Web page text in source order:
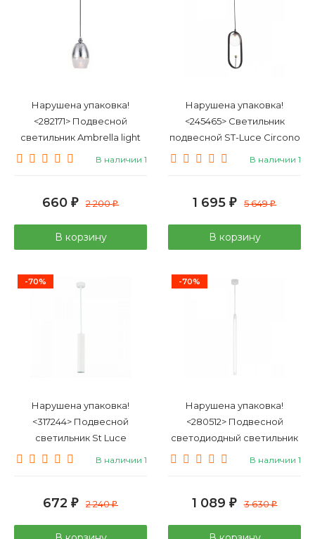
Нарушена упаковка!
<282171> Подвесной
светильник Ambrella light
Traditional TR3622
В наличии 1
660 ₽ 2 200₽
В корзину
Нарушена упаковка!
<245465> Светильник
подвесной ST-Luce Circono
SL1201.403.01
В наличии 1
1 695 ₽ 5 649₽
В корзину
-70%
Нарушена упаковка!
<317244> Подвесной
светильник St Luce
ST151.503.01
В наличии 1
672 ₽ 2 240₽
-70%
Нарушена упаковка!
<280512> Подвесной
светодиодный светильник
Omnilux Agropoli OML-
В наличии 1
1 089 ₽ 3 630₽